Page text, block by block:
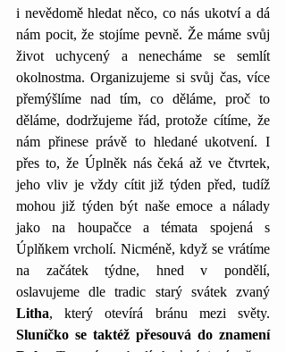
i nevědomě hledat něco, co nás ukotví a dá
nám pocit, že stojíme pevně. Že máme svůj
život uchycený a nenecháme se semlít
okolnostma. Organizujeme si svůj čas, více
přemýšlíme nad tím, co děláme, proč to
děláme, dodržujeme řád, protože cítíme, že
nám přinese právě to hledané ukotvení. I
přes to, že Úplněk nás čeká až ve čtvrtek,
jeho vliv je vždy cítit již týden před, tudíž
mohou již týden být naše emoce a nálady
jako na houpačce a témata spojená s
Úplňkem vrcholí. Nicméně, když se vrátíme
na začátek týdne, hned v pondělí,
Litha
Sluníčko se taktéž přesouvá do znamení